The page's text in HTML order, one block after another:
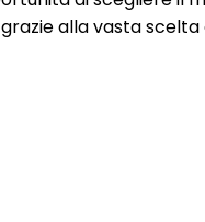
alla vasta